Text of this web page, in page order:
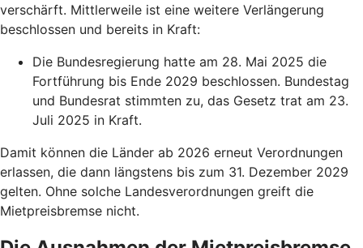
verschärft. Mittlerweile ist eine weitere Verlängerung
beschlossen und bereits in Kraft:
Die Bundesregierung hatte am 28. Mai 2025 die
Fortführung bis Ende 2029 beschlossen. Bundestag
und Bundesrat stimmten zu, das Gesetz trat am 23.
Juli 2025 in Kraft.
Damit können die Länder ab 2026 erneut Verordnungen
erlassen, die dann längstens bis zum 31. Dezember 2029
gelten. Ohne solche Landesverordnungen greift die
Mietpreisbremse nicht.